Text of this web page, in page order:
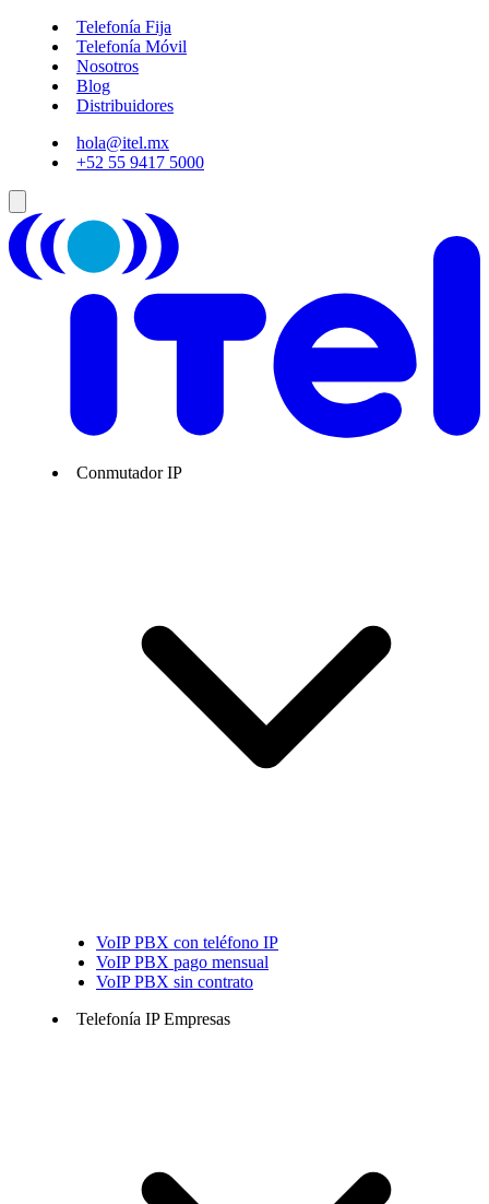
Telefonía Fija
Telefonía Móvil
Nosotros
Blog
Distribuidores
hola@itel.mx
+52 55 9417 5000
Conmutador IP
VoIP PBX con teléfono IP
VoIP PBX pago mensual
VoIP PBX sin contrato
Telefonía IP Empresas